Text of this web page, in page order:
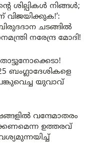
ശില്പികൾ നിങ്ങൾ;
ചടങ്ങിൽ
നരേന്ദ്ര മോദി!
ബംഗ്ലാദേശികളെ
പങ്കുവെച്ച യുവാവ്
വന്ദേമാതരം
ഉത്തരവ്